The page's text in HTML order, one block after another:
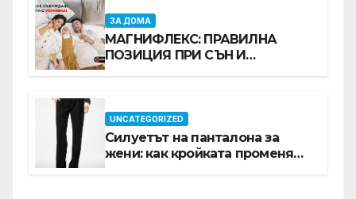
ЗА ДОМА
МАГНИФЛЕКС: ПРАВИЛНА
ПОЗИЦИЯ ПРИ СЪН И
UNCATEGORIZED
Силуетът на панталона за
жени: как кройката променя